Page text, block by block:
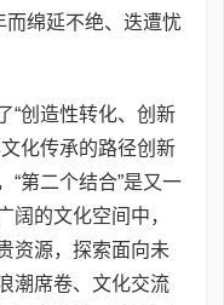
而绵延不绝、迭遭忧
“创造性转化、创新
化传承的路径创新
“第二个结合”是又一
阔的文化空间中，
资源，探索面向未
潮席卷、文化交流